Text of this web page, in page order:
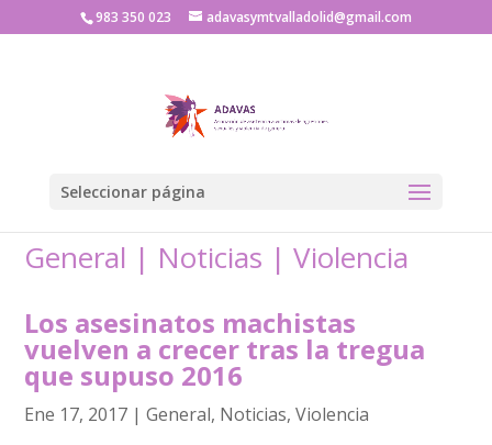
983 350 023 adavasymtvalladolid@gmail.com
Seleccionar página
General | Noticias |Violencia
Los asesinatos machistas
vuelven a crecer tras la tregua
que supuso 2016
Ene 17, 2017 |General, Noticias,Violencia